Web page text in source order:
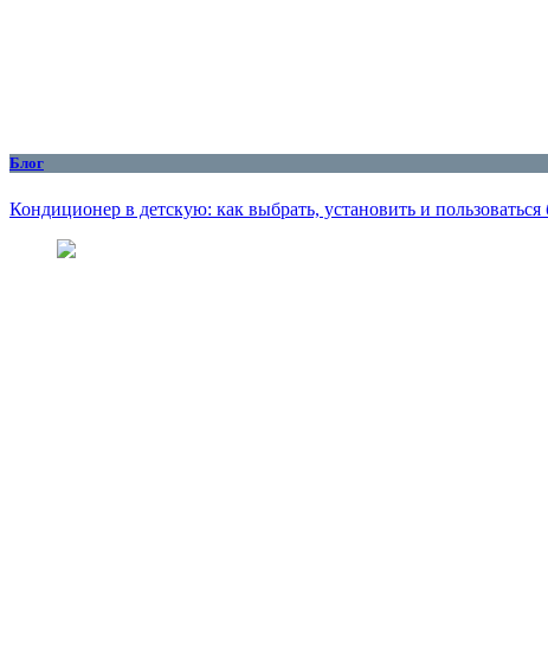
Блог
Кондиционер в детскую: как выбрать, установить и пользоваться